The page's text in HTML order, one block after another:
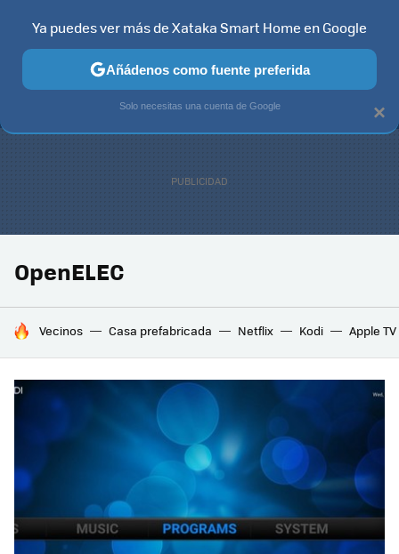
MENÚ NUEVO
CONTENIDOS SMART TV
OpenELEC
HOY SE HABLA DE
Vecinos Casa prefabricada Netflix Kodi Apple TV
×
Ya puedes ver más de Xataka Smart Home en Google
Añádenos como fuente preferida
Solo necesitas una cuenta de Google